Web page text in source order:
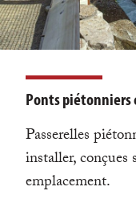
Ponts piétonniers
Passerelles
installer, conçues
emplacement.